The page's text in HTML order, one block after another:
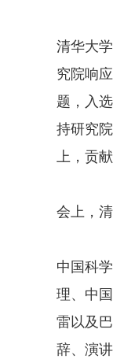
清华大
究院响
题，入
持研究
上，贡
会上，
中国科
理、中
雷以及
辞、演